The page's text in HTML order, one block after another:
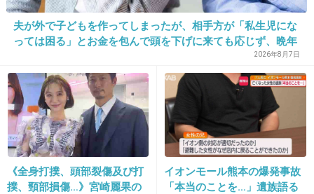
出典：sociorocketnews.files.wordpress.com
+48 -1
20. 匿名 2013/03/26(火) 12:21:18
ドリンク付きは嬉しい！！
6枚なら絶対元とれますね＼(^o^)／
+46 -2
夫が外で子どもを作ってしまったが、相手方が「私生児にな
っては困る」とお金を包んで頭を下げに来ても応じず、晩年
まで離婚に応じなかった親戚の話→「一生復讐になる」「こ
れ本人幸せなの？」
2026年8月7日
《全身打撲、頭部裂傷及び打
撲、頸部損傷…》宮崎麗果の
イオンモール熊本の爆発事故
「本当のことを…」遺族語る